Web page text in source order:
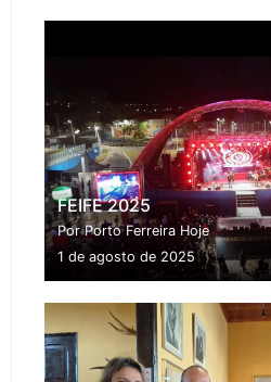
FEIFE 2025
Por Porto Ferreira Hoje
1 de agosto de 2025